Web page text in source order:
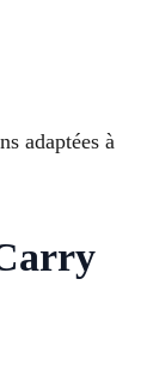
adaptées à